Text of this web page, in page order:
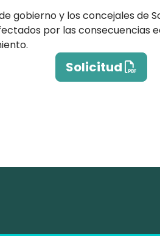
gobierno y los concejales de
por las consecuencias
Solicitud